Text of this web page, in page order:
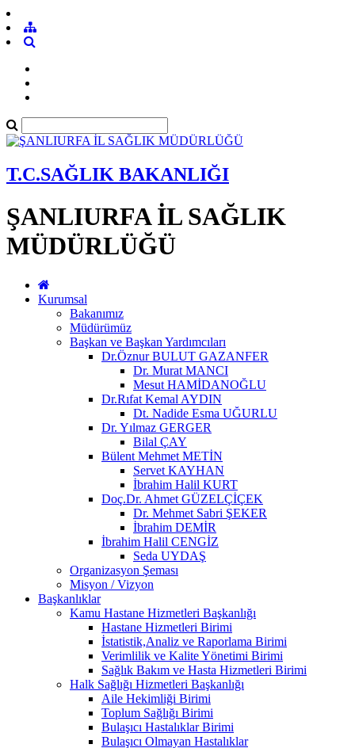
T.C.SAĞLIK BAKANLIĞI
ŞANLIURFA İL SAĞLIK
MÜDÜRLÜĞÜ
Kurumsal
Bakanımız
Müdürümüz
Başkan ve Başkan Yardımcıları
Dr.Öznur BULUT GAZANFER
Dr. Murat MANCI
Mesut HAMİDANOĞLU
Dr.Rıfat Kemal AYDIN
Dt. Nadide Esma UĞURLU
Dr. Yılmaz GERGER
Bilal ÇAY
Bülent Mehmet METİN
Servet KAYHAN
İbrahim Halil KURT
Doç.Dr. Ahmet GÜZELÇİÇEK
Dr. Mehmet Sabri ŞEKER
İbrahim DEMİR
İbrahim Halil CENGİZ
Seda UYDAŞ
Organizasyon Şeması
Misyon / Vizyon
Başkanlıklar
Kamu Hastane Hizmetleri Başkanlığı
Hastane Hizmetleri Birimi
İstatistik,Analiz ve Raporlama Birimi
Verimlilik ve Kalite Yönetimi Birimi
Sağlık Bakım ve Hasta Hizmetleri Birimi
Halk Sağlığı Hizmetleri Başkanlığı
Aile Hekimliği Birimi
Toplum Sağlığı Birimi
Bulaşıcı Hastalıklar Birimi
Bulaşıcı Olmayan Hastalıklar